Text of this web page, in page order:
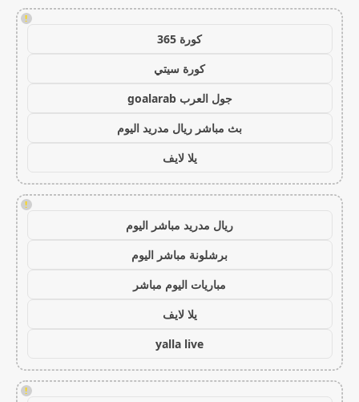
!
كورة 365
كورة سيتي
جول العرب goalarab
بث مباشر ريال مدريد اليوم
يلا لايف
!
ريال مدريد مباشر اليوم
برشلونة مباشر اليوم
مباريات اليوم مباشر
يلا لايف
yalla live
!